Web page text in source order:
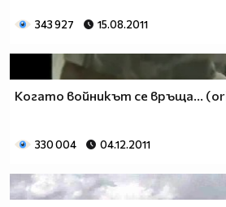
343 927 15.08.2011
Когато войникът се връща...
330 004 04.12.2011